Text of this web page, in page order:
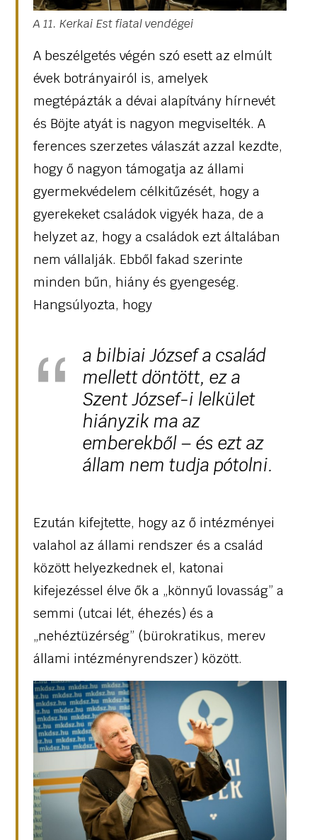
A 11. Kerkai Est fiatal vendégei
A beszélgetés végén szó esett az elmúlt
évek botrányairól is, amelyek
megtépázták a dévai alapítvány hírnevét
és Böjte atyát is nagyon megviselték. A
ferences szerzetes válaszát azzal kezdte,
hogy ő nagyon támogatja az állami
gyermekvédelem célkitűzését, hogy a
gyerekeket családok vigyék haza, de a
helyzet az, hogy a családok ezt általában
nem vállalják. Ebből fakad szerinte
minden bűn, hiány és gyengeség.
Hangsúlyozta, hogy
a bilbiai József a család
mellett döntött, ez a
Szent József-i lelkület
hiányzik ma az
emberekből – és ezt az
állam nem tudja pótolni.
Ezután kifejtette, hogy az ő intézményei
valahol az állami rendszer és a család
között helyezkednek el, katonai
kifejezéssel élve ők a „könnyű lovasság” a
semmi (utcai lét, éhezés) és a
„nehéztüzérség” (bürokratikus, merev
állami intézményrendszer) között.